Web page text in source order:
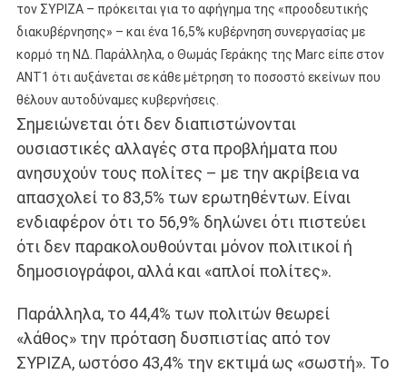
τον ΣΥΡΙΖΑ – πρόκειται για το αφήγημα της «προοδευτικής
διακυβέρνησης» – και ένα 16,5% κυβέρνηση συνεργασίας με
κορμό τη ΝΔ. Παράλληλα, ο Θωμάς Γεράκης της Marc είπε στον
ΑΝΤ1 ότι αυξάνεται σε κάθε μέτρηση το ποσοστό εκείνων που
θέλουν αυτοδύναμες κυβερνήσεις.
Σημειώνεται ότι δεν διαπιστώνονται
ουσιαστικές αλλαγές στα προβλήματα που
ανησυχούν τους πολίτες – με την ακρίβεια να
απασχολεί το 83,5% των ερωτηθέντων. Είναι
ενδιαφέρον ότι το 56,9% δηλώνει ότι πιστεύει
ότι δεν παρακολουθούνται μόνον πολιτικοί ή
δημοσιογράφοι, αλλά και «απλοί πολίτες».
Παράλληλα, το 44,4% των πολιτών θεωρεί
«λάθος» την πρόταση δυσπιστίας από τον
ΣΥΡΙΖΑ, ωστόσο 43,4% την εκτιμά ως «σωστή». Το